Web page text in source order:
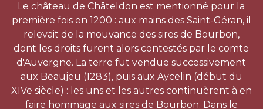
Le château de Châteldon est mentionné pour la
première fois en 1200 : aux mains des Saint-Géran, il
relevait de la mouvance des sires de Bourbon,
dont les droits furent alors contestés par le comte
d'Auvergne. La terre fut vendue successivement
aux Beaujeu (1283), puis aux Aycelin (début du
XIVe siècle) : les uns et les autres continuèrent à en
faire hommage aux sires de Bourbon. Dans le